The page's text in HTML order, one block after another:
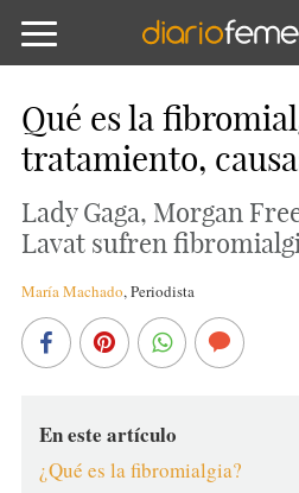
Qué es la
tratamiento,
Lady Gaga, Morgan
Lavat sufren
María Machado,Periodista
En este artículo
¿Qué es la fibromialgia?